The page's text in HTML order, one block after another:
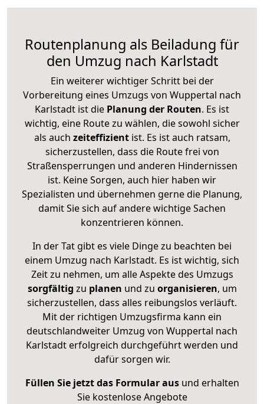
Routenplanung als Beiladung für
den Umzug nach Karlstadt
Ein weiterer wichtiger Schritt bei der
Vorbereitung eines Umzugs von Wuppertal nach
Karlstadt ist die Planung der Routen. Es ist
wichtig, eine Route zu wählen, die sowohl sicher
als auch zeiteffizientist. Es ist auch ratsam,
sicherzustellen, dass die Route frei von
Straßensperrungen und anderen Hindernissen
ist. Keine Sorgen, auch hier haben wir
Spezialisten und übernehmen gerne die Planung,
damit Sie sich auf andere wichtige Sachen
konzentrieren können.
In der Tat gibt es viele Dinge zu beachten bei
einem Umzug nach Karlstadt. Es ist wichtig, sich
Zeit zu nehmen, um alle Aspekte des Umzugs
sorgfältig zu planen und zu organisieren, um
sicherzustellen, dass alles reibungslos verläuft.
Mit der richtigen Umzugsfirma kann ein
deutschlandweiter Umzug von Wuppertal nach
Karlstadt erfolgreich durchgeführt werden und
dafür sorgen wir.
Füllen Sie jetzt das Formular ausund erhalten
Sie kostenlose Angebote